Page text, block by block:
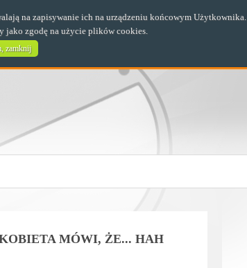
MÓWI, ŻE... HAH
na zapisywanie ich na urządzeniu końcowym Użytkownika.
jako zgodę na użycie plików cookies.
zamknij